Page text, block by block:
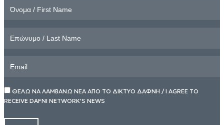
ΘΕΛΩ ΝΑ ΛΑΜΒΑΝΩ ΝΕΑ ΑΠΟ ΤΟ ΔΙΚΤΥΟ ΔΑΦΝΗ / I AGREE TO
RECEIVE DAFNI NETWORK'S NEWS